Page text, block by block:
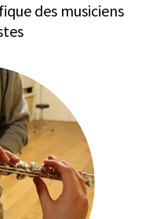
des musiciens